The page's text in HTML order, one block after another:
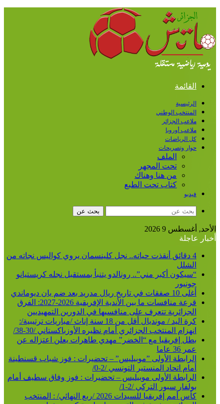
القائمة
الرئيسية
المنتخب الوطني
ملاعب الجزائر
ملاعب أوروبا
كل الرياضات
حوار وتصريحات
الملف
تحت المجهر
من هنا وهناك
كتاب تحت الطبع
فيديو
بحث عن
الأحد, أغسطس 9 2026
أخبار عاجلة
4 دقائق أنقذت حياته.. نجل كلينسمان يروي كواليس نجاته من
الشلل
“سيكون أكبر مني”.. رونالدو يتنبأ بمستقبل نجله كريستيانو
جونيور
أغلى 10 صفقات في تاريخ ريال مدريد بعد ضم يان ديوماندي
قرعة منافسات ما بين الأندية الإفريقية 2026-2027: الفرق
الجزائرية تتعرف على منافسيها في الدورين التمهيديين
كرة اليد / مونديال أقل من 18 سنة إناث /مباريات ترتيبية/:
انهزام المنتخب الجزائري أمام نظيره الأوزباكستاني /30-38/
بطل إفريقيا مع “الخضر” مهدي طاهرات يعلن اعتزاله عن
عمر 36 عاما
الرابطة الأولى ”موبيليس” – تحضيرات : فوز شباب قسنطينة
أمام اتحاد المنستير التونسي /2-0/
الرابطة الأولى موبيليس – تحضيرات : فوز وفاق سطيف أمام
بولفار سبور التركي /2-1/
كأس أمم إفريقيا للسيدات 2026 /ربع النهائي/ : المنتخب